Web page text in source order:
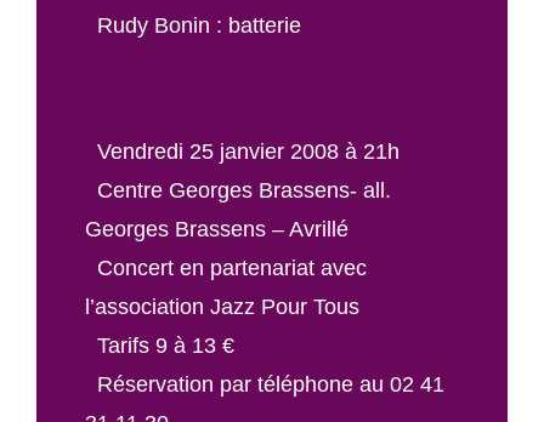
Rudy Bonin : batterie
Vendredi 25 janvier 2008 à 21h
Centre Georges Brassens- all.
Georges Brassens – Avrillé
Concert en partenariat avec
l’association Jazz Pour Tous
Tarifs 9 à 13 €
Réservation par téléphone au 02 41